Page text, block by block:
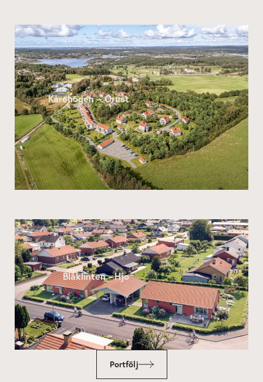
Kårehogen – Orust
Blåklinten - Hjo
Portfölj